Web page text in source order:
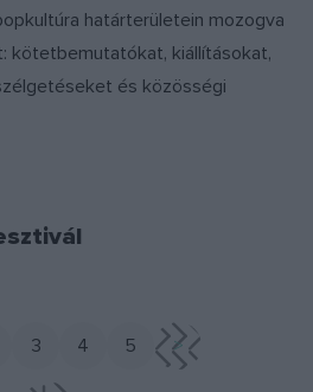
határterületein mozogva
kötetbemutatókat, kiállításokat,
és közösségi
3 4 5 >